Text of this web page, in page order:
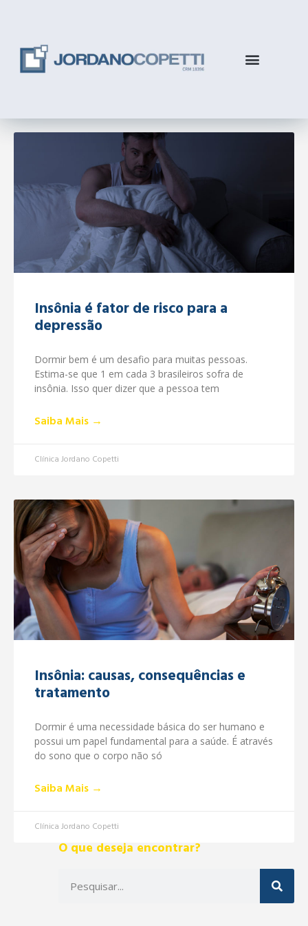
Insônia é fator de risco para a
depressão
Dormir bem é um desafio para muitas pessoas.
Estima-se que 1 em cada 3 brasileiros sofra de
insônia. Isso quer dizer que a pessoa tem
Saiba Mais →
Clínica Jordano Copetti
Insônia: causas, consequências e
tratamento
Dormir é uma necessidade básica do ser humano e
possui um papel fundamental para a saúde. É através
do sono que o corpo não só
Saiba Mais →
Clínica Jordano Copetti
O que deseja encontrar?